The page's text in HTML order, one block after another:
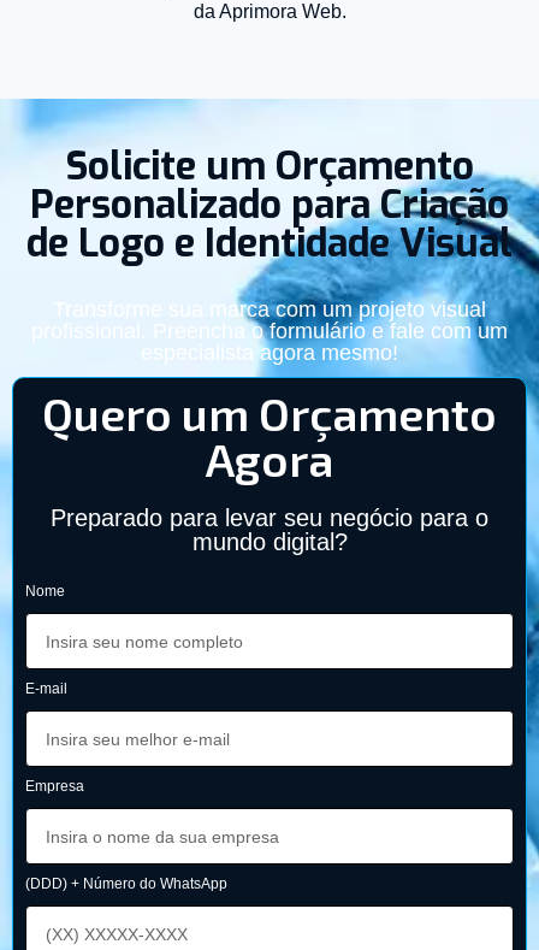
da Aprimora Web.
Solicite um Orçamento
Personalizado para Criação
de Logo e Identidade Visual
Transforme sua marca com um projeto visual
profissional. Preencha o formulário e fale com um
especialista agora mesmo!
Quero um Orçamento
Agora
Preparado para levar seu negócio para o
mundo digital?
Nome
E-mail
Empresa
(DDD) + Número do WhatsApp